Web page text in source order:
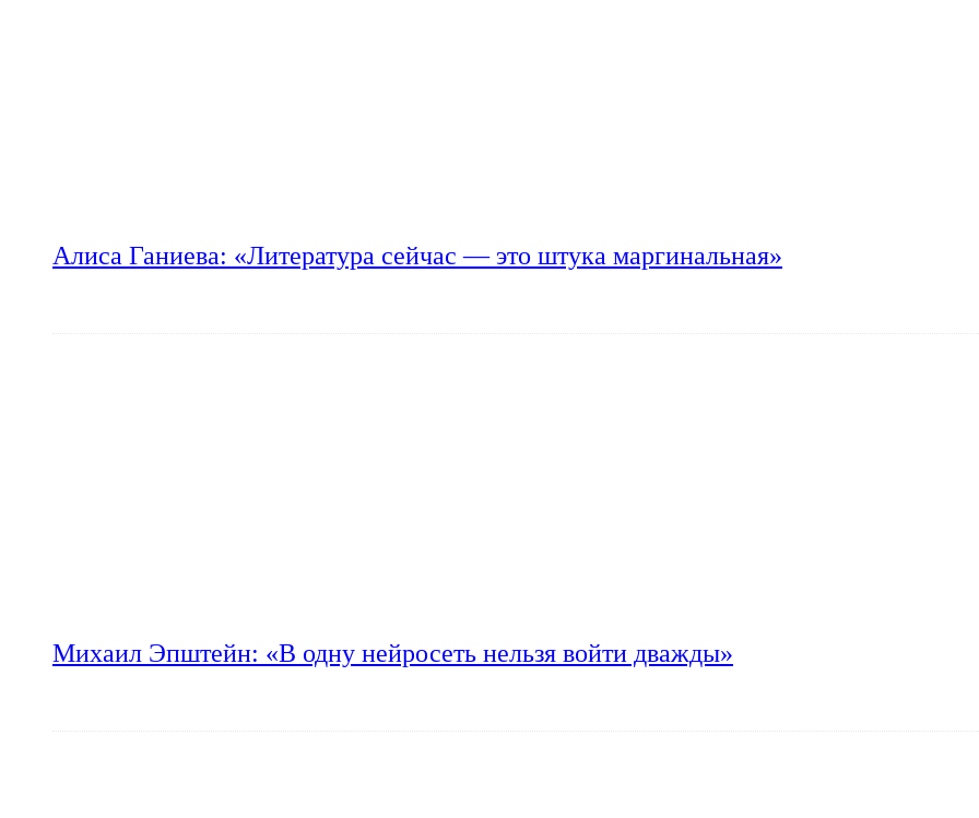
Алиса Ганиева: «Литература сейчас — это штука маргинальная»
Михаил Эпштейн: «В одну нейросеть нельзя войти дважды»